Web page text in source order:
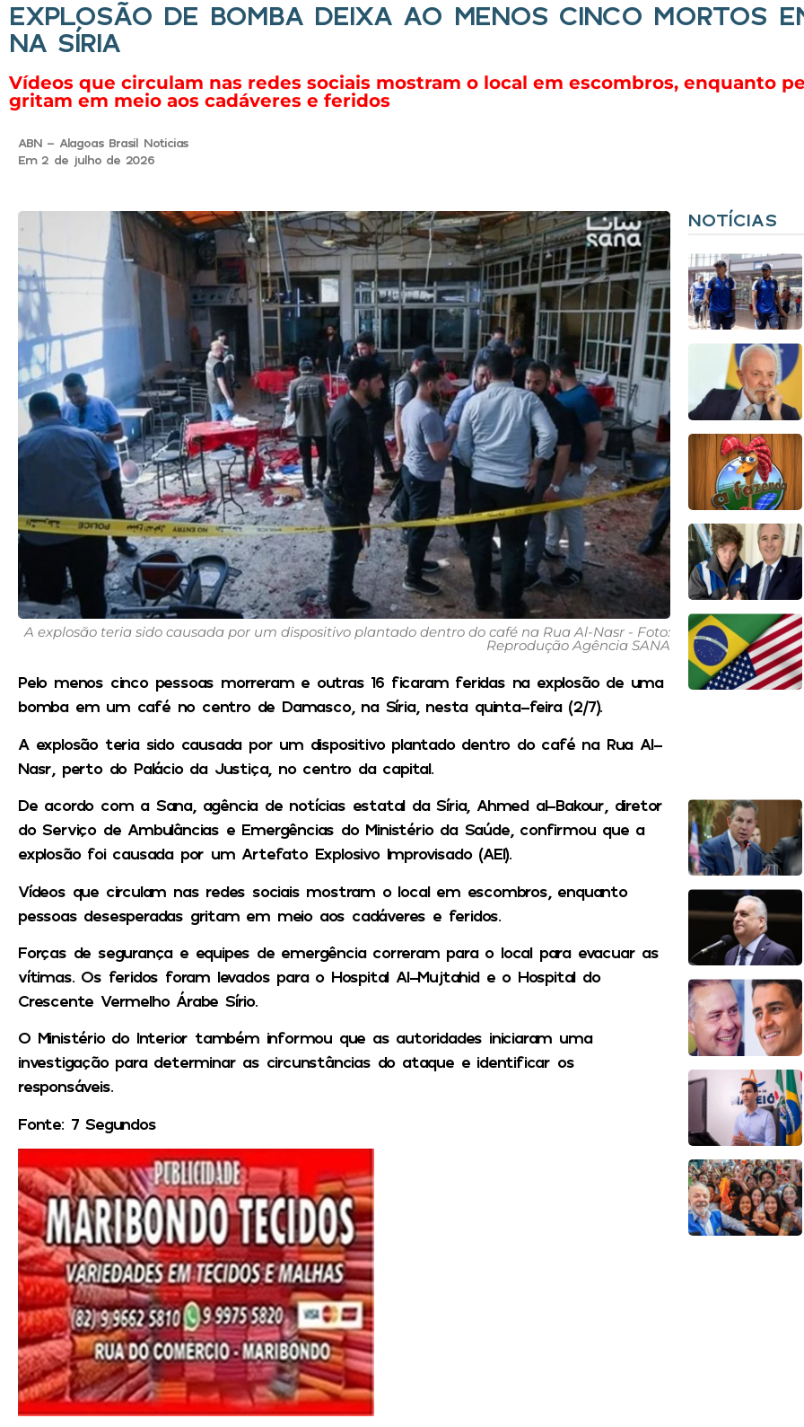
EXPLOSÃO DE BOMBA DEIXA AO MENOS CINCO MORTOS
NA SÍRIA
Vídeos que circulam nas redes sociais mostram o local em escombros, enquanto
gritam em meio aos cadáveres e feridos
ABN - Alagoas Brasil Noticias
Em 2 de julho de 2026
A explosão teria sido causada por um dispositivo plantado dentro do café na Rua Al-Nasr - Foto:
Reprodução Agência SANA
Pelo menos cinco pessoas morreram e outras 16 ficaram feridas na explosão de uma
bomba em um café no centro de Damasco, na Síria, nesta quinta-feira (2/7).
A explosão teria sido causada por um dispositivo plantado dentro do café na Rua Al-
Nasr, perto do Palácio da Justiça, no centro da capital.
De acordo com a Sana, agência de notícias estatal da Síria, Ahmed al-Bakour, diretor
do Serviço de Ambulâncias e Emergências do Ministério da Saúde, confirmou que a
explosão foi causada por um Artefato Explosivo Improvisado (AEI).
Vídeos que circulam nas redes sociais mostram o local em escombros, enquanto
pessoas desesperadas gritam em meio aos cadáveres e feridos.
Forças de segurança e equipes de emergência correram para o local para evacuar as
vítimas. Os feridos foram levados para o Hospital Al-Mujtahid e o Hospital do
Crescente Vermelho Árabe Sírio.
O Ministério do Interior também informou que as autoridades iniciaram uma
investigação para determinar as circunstâncias do ataque e identificar os
responsáveis.
Fonte: 7 Segundos
NOTÍCIAS